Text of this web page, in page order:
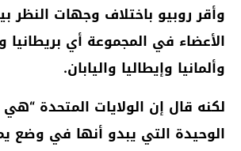
وأقر روبيو باختلاف وجهات النظر
الأعضاء في المجموعة أي بريطانيا
وألمانيا وإيطاليا واليابان.
لكنه قال إن الولايات المتحدة “هي
الوحيدة التي يبدو أنها في وضع